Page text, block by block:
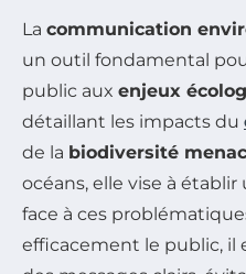
La communication
un outil fondamental
public aux enjeux
détaillant les impacts du
de la biodiversité
océans, elle vise à
face à ces
efficacement le public, il